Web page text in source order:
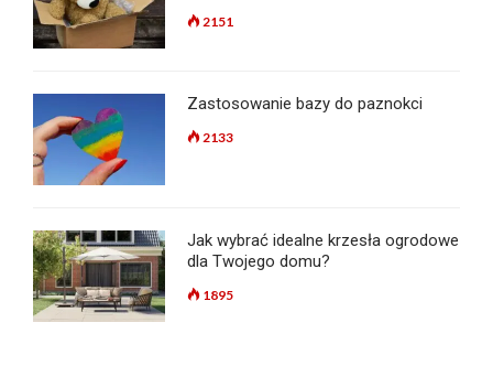
2151
Zastosowanie bazy do paznokci
2133
Jak wybrać idealne krzesła ogrodowe
dla Twojego domu?
1895